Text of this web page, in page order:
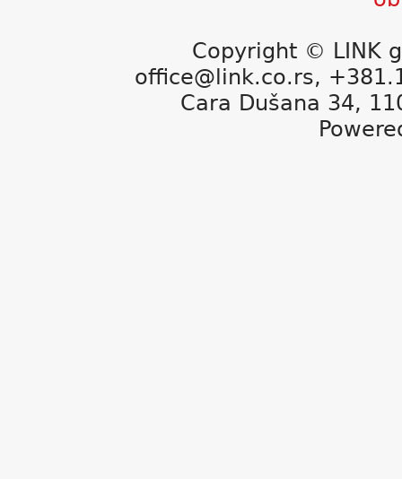
Copyright © LINK
office@link.co.rs,
Cara Dušana 34,